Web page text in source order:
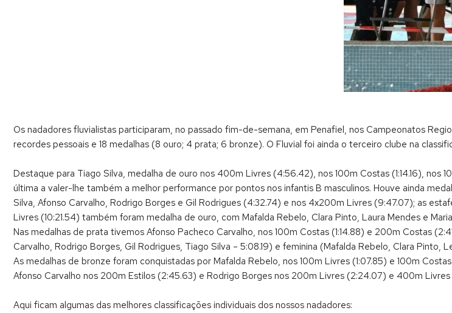
Os nadadores fluvialistas participaram, no passado fim-de-semana, em Penafiel, nos Campeonatos
recordes pessoais e 18 medalhas (8 ouro; 4 prata; 6 bronze). O Fluvial foi ainda o terceiro clube na
Destaque para Tiago Silva, medalha de ouro nos 400m Livres (4:56.42), nos 100m Costas (1:14.16), nos
última a valer-lhe também a melhor performance por pontos nos infantis B masculinos. Houve ainda
Silva, Afonso Carvalho, Rodrigo Borges e Gil Rodrigues (4:32.74) e nos 4x200m Livres (9:47.07); as
Livres (10:21.54) também foram medalha de ouro, com Mafalda Rebelo, Clara Pinto, Laura Mendes e
Nas medalhas de prata tivemos Afonso Pacheco Carvalho, nos 100m Costas (1:14.88) e 200m Costas
Carvalho, Rodrigo Borges, Gil Rodrigues, Tiago Silva – 5:08.19) e feminina (Mafalda Rebelo, Clara Pinto,
As medalhas de bronze foram conquistadas por Mafalda Rebelo, nos 100m Livres (1:07.85) e 100m
Afonso Carvalho nos 200m Estilos (2:45.63) e Rodrigo Borges nos 200m Livres (2:24.07) e 400m Livres
Aqui ficam algumas das melhores classificações individuais dos nossos nadadores: